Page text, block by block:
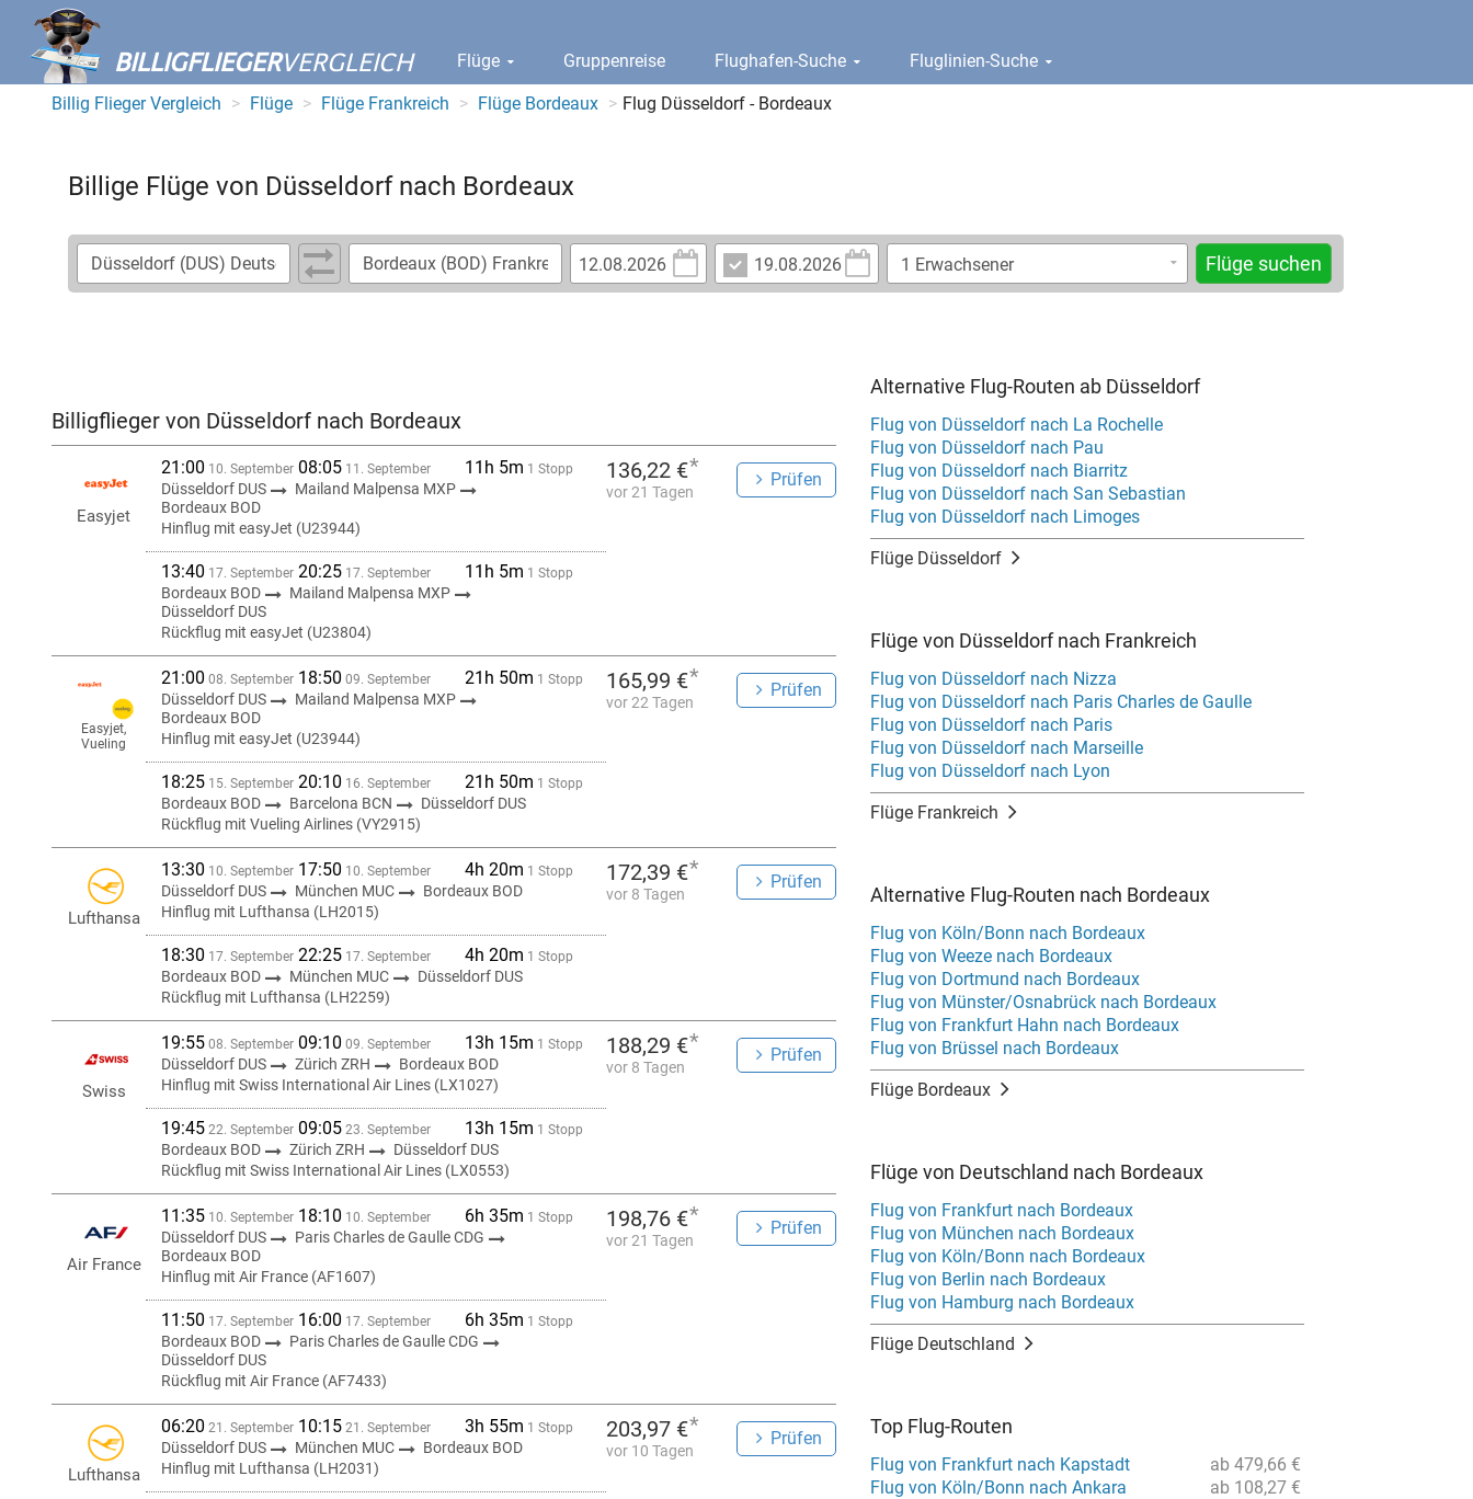
BILLIGFLIEGERVERGLEICH Flüge Gruppenreise Flughafen-Suche Fluglinien-Suche
Billig Flieger Vergleich Flüge Flüge Frankreich Flüge Bordeaux Flug Düsseldorf - Bordeaux
Billige Flüge von Düsseldorf nach Bordeaux
Flüge suchen
Billigflieger von Düsseldorf nach Bordeaux
21:00 10. September 08:05 11. September 11h 5m 1 Stopp
Düsseldorf DUS
Mailand Malpensa MXP
Bordeaux BOD
Hinflug mit easyJet (U23944)
13:40 17. September 20:25 17. September 11h 5m 1 Stopp
Bordeaux BOD
Mailand Malpensa MXP
Düsseldorf DUS
Rückflug mit easyJet (U23804)
Easyjet
136,22 €*
vor 21 Tagen
Prüfen
21:00 08. September 18:50 09. September 21h 50m 1 Stopp
Düsseldorf DUS
Mailand Malpensa MXP
Bordeaux BOD
Hinflug mit easyJet (U23944)
18:25 15. September 20:10 16. September 21h 50m 1 Stopp
Bordeaux BOD Barcelona BCN
Düsseldorf DUS
Rückflug mit Vueling Airlines (VY2915)
Easyjet,
Vueling
165,99 €*
vor 22 Tagen
Prüfen
13:30 10. September 17:50 10. September 4h 20m 1 Stopp
Düsseldorf DUS München MUC
Bordeaux BOD
Hinflug mit Lufthansa (LH2015)
18:30 17. September 22:25 17. September 4h 20m 1 Stopp
Bordeaux BOD München MUC
Düsseldorf DUS
Rückflug mit Lufthansa (LH2259)
Lufthansa
172,39 €*
vor 8 Tagen
Prüfen
19:55 08. September 09:10 09. September 13h 15m 1 Stopp
Düsseldorf DUS Zürich ZRH
Bordeaux BOD
Hinflug mit Swiss International Air Lines (LX1027)
19:45 22. September 09:05 23. September 13h 15m 1 Stopp
Bordeaux BOD Zürich ZRH
Düsseldorf DUS
Rückflug mit Swiss International Air Lines (LX0553)
Swiss
188,29 €*
vor 8 Tagen
Prüfen
11:35 10. September 18:10 10. September 6h 35m 1 Stopp
Düsseldorf DUS
Paris Charles de Gaulle CDG
Bordeaux BOD
Hinflug mit Air France (AF1607)
11:50 17. September 16:00 17. September 6h 35m 1 Stopp
Bordeaux BOD
Paris Charles de Gaulle CDG
Düsseldorf DUS
Rückflug mit Air France (AF7433)
Air France
198,76 €*
vor 21 Tagen
Prüfen
06:20 21. September 10:15 21. September 3h 55m 1 Stopp
Düsseldorf DUS München MUC
Bordeaux BOD
Hinflug mit Lufthansa (LH2031)
Lufthansa
203,97 €*
vor 10 Tagen
Prüfen
Alternative Flug-Routen ab Düsseldorf
Flug von Düsseldorf nach La Rochelle
Flug von Düsseldorf nach Pau
Flug von Düsseldorf nach Biarritz
Flug von Düsseldorf nach San Sebastian
Flug von Düsseldorf nach Limoges
Flüge Düsseldorf
Flüge von Düsseldorf nach Frankreich
Flug von Düsseldorf nach Nizza
Flug von Düsseldorf nach Paris Charles de Gaulle
Flug von Düsseldorf nach Paris
Flug von Düsseldorf nach Marseille
Flug von Düsseldorf nach Lyon
Flüge Frankreich
Alternative Flug-Routen nach Bordeaux
Flug von Köln/Bonn nach Bordeaux
Flug von Weeze nach Bordeaux
Flug von Dortmund nach Bordeaux
Flug von Münster/Osnabrück nach Bordeaux
Flug von Frankfurt Hahn nach Bordeaux
Flug von Brüssel nach Bordeaux
Flüge Bordeaux
Flüge von Deutschland nach Bordeaux
Flug von Frankfurt nach Bordeaux
Flug von München nach Bordeaux
Flug von Köln/Bonn nach Bordeaux
Flug von Berlin nach Bordeaux
Flug von Hamburg nach Bordeaux
Flüge Deutschland
Top Flug-Routen
ab 479,66 €
Flug von Frankfurt nach Kapstadt
ab 108,27 €
Flug von Köln/Bonn nach Ankara